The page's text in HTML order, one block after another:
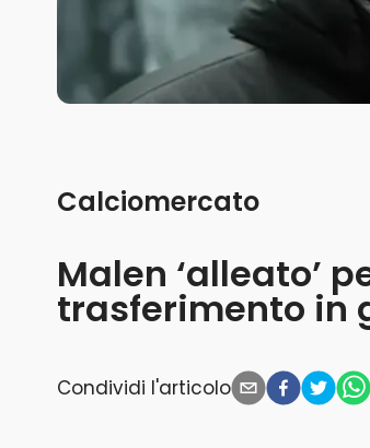
Malen ‘alleato’
trasferimento in
Calciomercato
Condividi l'articolo